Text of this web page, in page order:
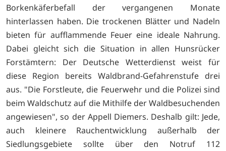
Borkenkäferbefall der vergangenen Monate
hinterlassen haben. Die trockenen Blätter und Nadeln
bieten für aufflammende Feuer eine ideale Nahrung.
Dabei gleicht sich die Situation in allen Hunsrücker
Forstämtern: Der Deutsche Wetterdienst weist für
diese Region bereits Waldbrand-Gefahrenstufe drei
aus. "Die Forstleute, die Feuerwehr und die Polizei sind
beim Waldschutz auf die Mithilfe der Waldbesuchenden
angewiesen", so der Appell Diemers. Deshalb gilt: Jede,
auch kleinere Rauchentwicklung außerhalb der
Siedlungsgebiete sollte über den Notruf 112